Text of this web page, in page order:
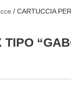
/ CARTUCCIA
TIPO